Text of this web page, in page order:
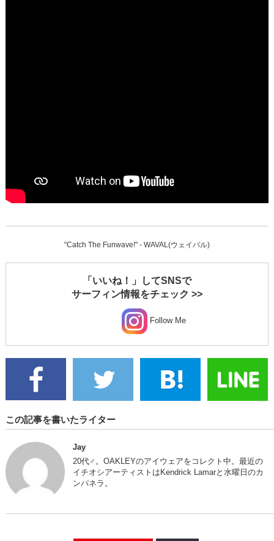
"Catch The Funwave!" - WAVAL(ウェイバル)
「いいね！」してSNSで
サーフィン情報をチェック >>
Follow Me
この記事を書いたライター
Jay
20代♂。OAKLEYのアイウェアをコレクト中。最近の
イチオシアーティストはKendrick Lamarと水曜日のカ
ンパネラ。